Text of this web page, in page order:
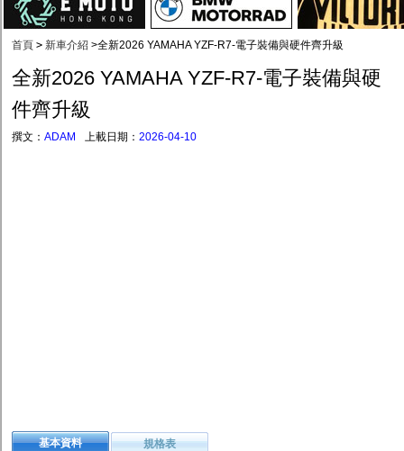
首頁 > 新車介紹 >全新2026 YAMAHA YZF-R7-電子裝備與硬件齊升級
全新2026 YAMAHA YZF-R7-電子裝備與硬
件齊升級
撰文： ADAM 上載日期： 2026-04-10
基本資料 規格表